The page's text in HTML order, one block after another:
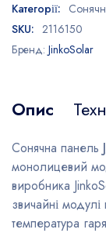
Категорії:
SKU: 2116150
Бренд: JinkoSolar
Опис
Сонячна панель
монолицевий
виробника
звичайні модулі
температура